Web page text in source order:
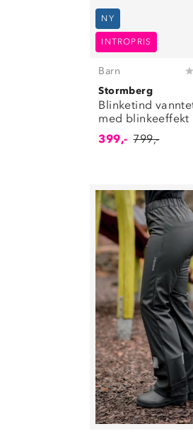
31 (110
32 (123
34 (96
35 (89 )
36 (197)
36⅔ (2)
38⅔ (1)
39 (162)
40 (103)
(113)
(90 )
( 78)
(82)
45 (55)
45⅓ ( 1)
46 (56)
47 (10)
80 (127)
86 (232)
92 (249)
98 (250)
NY
INTROPRIS
Barn
Stormberg
Blinketind
med blinkeeffekt
399,- 799,-